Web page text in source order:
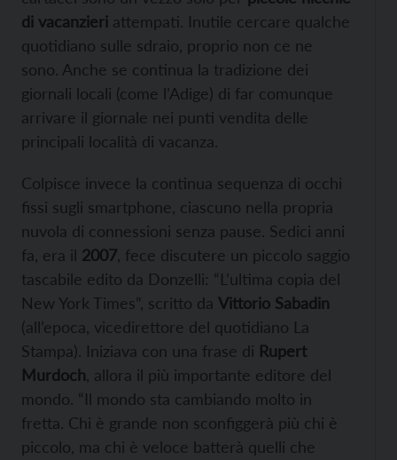
di vacanzieri attempati. Inutile cercare qualche
quotidiano sulle sdraio, proprio non ce ne
sono. Anche se continua la tradizione dei
giornali locali (come l’Adige) di far comunque
arrivare il giornale nei punti vendita delle
principali località di vacanza.
Colpisce invece la continua sequenza di occhi
fissi sugli smartphone, ciascuno nella propria
nuvola di connessioni senza pause. Sedici anni
fa, era il 2007 , fece discutere un piccolo saggio
tascabile edito da Donzelli: “L’ultima copia del
New York Times”, scritto da Vittorio Sabadin
(all’epoca, vicedirettore del quotidiano La
Stampa). Iniziava con una frase di Rupert
Murdoch , allora il più importante editore del
mondo. “Il mondo sta cambiando molto in
fretta. Chi è grande non sconfiggerà più chi è
piccolo, ma chi è veloce batterà quelli che